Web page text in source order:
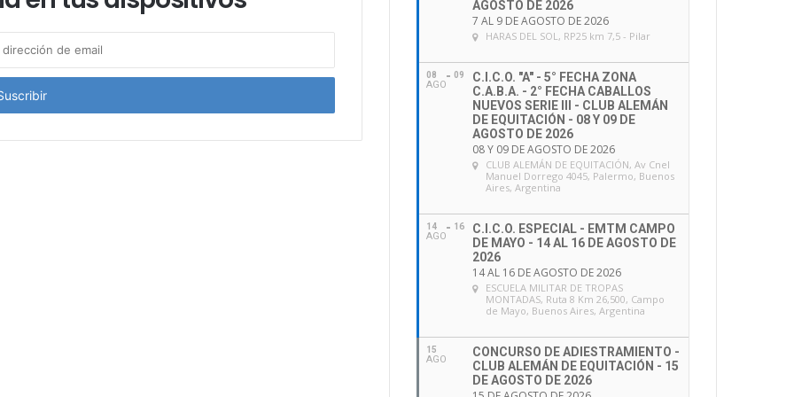
AGOSTO DE 2026
7 AL 9 DE AGOSTO DE 2026
HARAS DEL SOL, RP25 km 7,5 - Pilar
08
AGO
09
C.I.C.O. "A" - 5° FECHA ZONA
C.A.B.A. - 2° FECHA CABALLOS
NUEVOS SERIE III - CLUB ALEMÁN
DE EQUITACIÓN - 08 Y 09 DE
AGOSTO DE 2026
08 Y 09 DE AGOSTO DE 2026
CLUB ALEMÁN DE EQUITACIÓN, Av Cnel
Manuel Dorrego 4045, Palermo, Buenos
Aires, Argentina
14
AGO
16
C.I.C.O. ESPECIAL - EMTM CAMPO
DE MAYO - 14 AL 16 DE AGOSTO DE
2026
14 AL 16 DE AGOSTO DE 2026
ESCUELA MILITAR DE TROPAS
MONTADAS, Ruta 8 Km 26,500, Campo
de Mayo, Buenos Aires, Argentina
15
AGO
CONCURSO DE ADIESTRAMIENTO -
CLUB ALEMÁN DE EQUITACIÓN - 15
DE AGOSTO DE 2026